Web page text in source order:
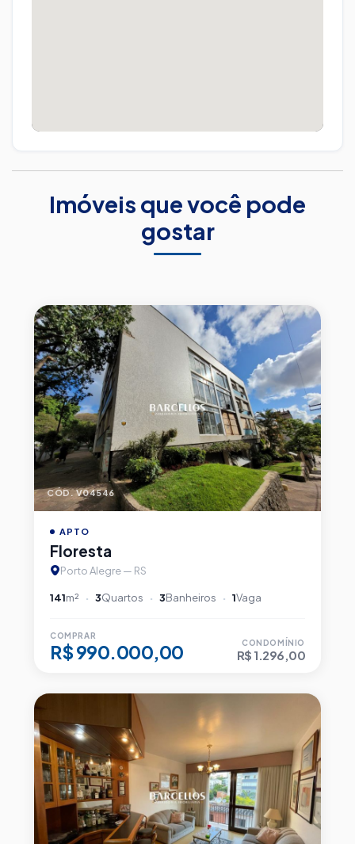
Imóveis que você pode
gostar
CÓD. V04546
APTO
Floresta
Porto Alegre — RS
141m² 3Quartos 3Banheiros 1Vaga
COMPRAR
R$ 990.000,00 CONDOMÍNIO
R$ 1.296,00